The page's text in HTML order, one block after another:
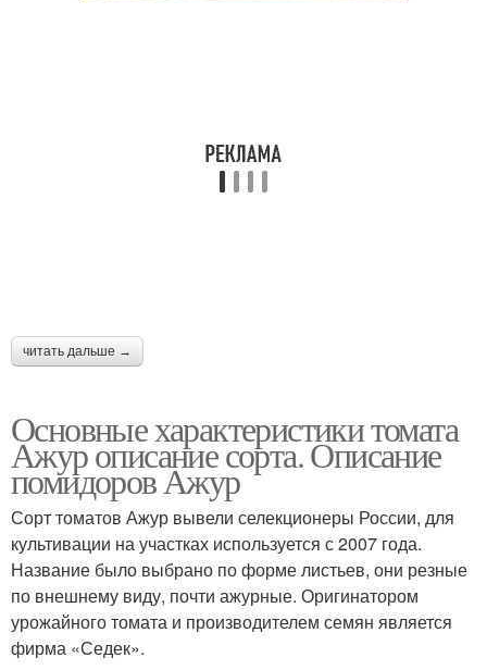
читать дальше →
Основные характеристики томата
Ажур описание сорта. Описание
помидоров Ажур
Сорт томатов Ажур вывели селекционеры России, для
культивации на участках используется с 2007 года.
Название было выбрано по форме листьев, они резные
по внешнему виду, почти ажурные. Оригинатором
урожайного томата и производителем семян является
фирма «Седек».